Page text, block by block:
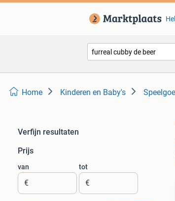
Home Kinderen en Baby's
Verfijn resultaten
Prijs
van
€
tot
€